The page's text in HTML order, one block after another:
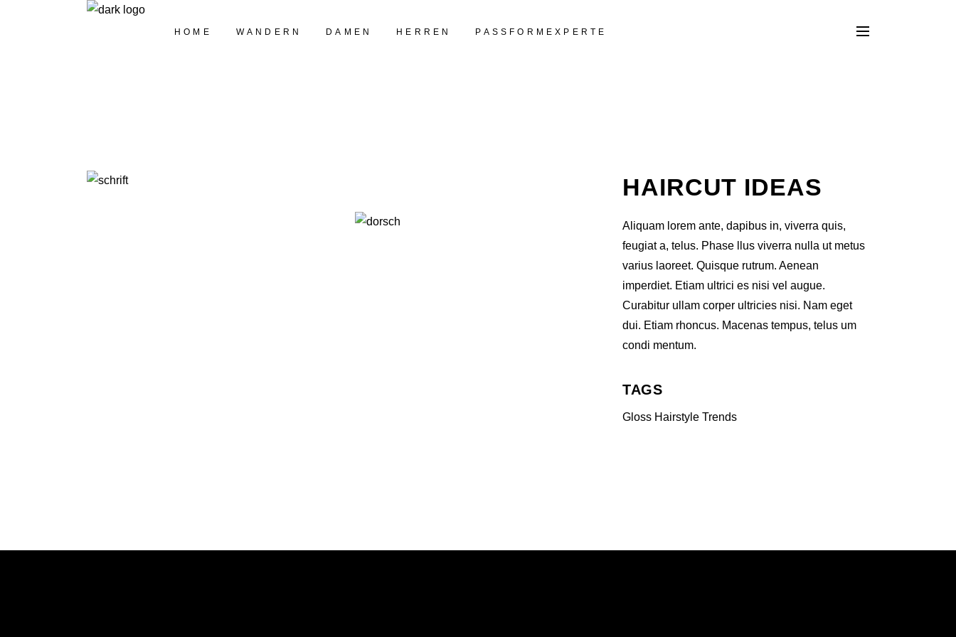
HOME WANDERN DAMEN HERREN PASSFORMEXPERTE
HAIRCUT IDEAS
Aliquam lorem ante, dapibus in, viverra quis,
feugiat a, telus. Phase llus viverra nulla ut metus
varius laoreet. Quisque rutrum. Aenean
imperdiet. Etiam ultrici es nisi vel augue.
Curabitur ullam corper ultricies nisi. Nam eget
dui. Etiam rhoncus. Macenas tempus, telus um
condi mentum.
TAGS
Gloss Hairstyle Trends